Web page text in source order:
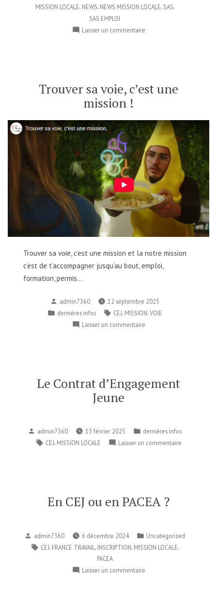
MISSION LOCALE NEWS NEWS MISSION LOCALE SAS
SAS EMPLOI
Laisser un commentairesur
Locale
Trouver sa voie, c’est une
mission !
Trouver sa voie, c’est une mission​ et la notre mission
c’est de t’accompagner jusqu’au bout, emploi,
formation, permis…
Publié
par
admin7360
12 septembre 2025
Publié
dernières infos Étiquettes :
CEJ MISSION VOIE
Laisser un commentairesur
mission
Le Contrat d’Engagement
Jeune
Publié
par
admin7360 13 février 2025
Publié
dans
dernières infos
Étiquettes :
CEJ, MISSION LOCALE Laisser un commentairesur
En CEJ ou en PACEA ?
Publié
par
admin7360 6 décembre 2024
Publié
dans
Uncategorized
Étiquettes :
CEJ FRANCE TRAVAIL INSCRIPTION MISSION LOCALE
PACEA
Laisser un commentairesur